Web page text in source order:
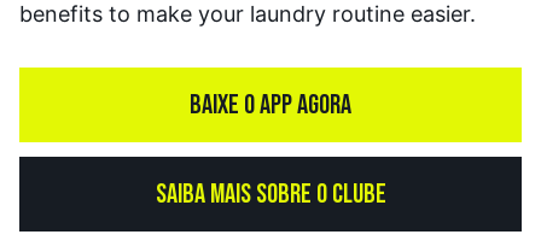
benefits to make your laundry routine easier.
BAIXE O APP AGORA
SAIBA MAIS SOBRE O CLUBE